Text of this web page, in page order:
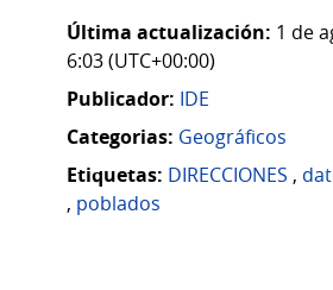
Última actualización: 1 de
6:03 (UTC+00:00)
Publicador: IDE
Categorias: Geográficos
Etiquetas: DIRECCIONES ,
, poblados